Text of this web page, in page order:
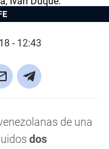
- 12:43
de una
dos